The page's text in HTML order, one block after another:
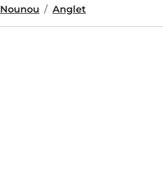
Nounou Anglet